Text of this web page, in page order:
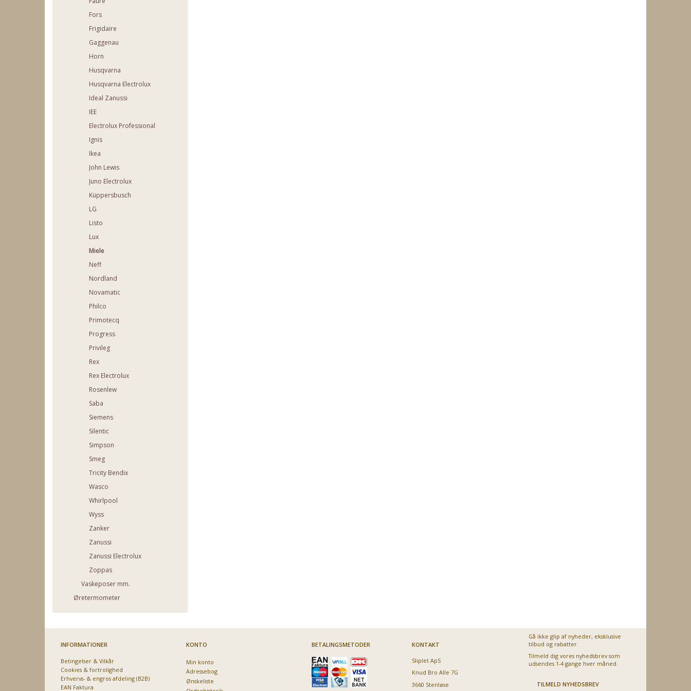
Fors
Frigidaire
Gaggenau
Horn
Husqvarna
Husqvarna Electrolux
Ideal Zanussi
IEE
Electrolux Professional
Ignis
Ikea
John Lewis
Juno Electrolux
Küppersbusch
LG
Listo
Lux
Miele
Neff
Nordland
Novamatic
Philco
Primotecq
Progress
Privileg
Rex
Rex Electrolux
Rosenlew
Saba
Siemens
Silentic
Simpson
Smeg
Tricity Bendix
Wasco
Whirlpool
Wyss
Zanker
Zanussi
Zanussi Electrolux
Zoppas
Vaskeposer mm.
Øretermometer
INFORMATIONER
Betingelser & Vilkår
Cookies & fortrolighed
Erhvervs- & engros afdeling (B2B)
EAN Faktura
KONTO
Min konto
Adressebog
Ønskeliste
BETALINGSMETODER KONTAKT
Sliplet ApS
Knud Bro Alle 7G
3660 Stenløse
Gå ikke glip af nyheder, eksklusive
tilbud og rabatter.
Tilmeld dig vores nyhedsbrev som
udsendes 1-4 gange hver måned.
TILMELD NYHEDSBREV